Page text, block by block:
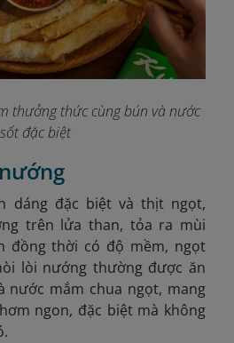
thưởng thức cùng bún và nước
sốt đặc biệt
dáng đặc biệt và thịt ngọt,
trên lửa than, tỏa ra mùi
đồng thời có độ mềm, ngọt
lòi nướng thường được ăn
nước mắm chua ngọt, mang
ngon, đặc biệt mà không